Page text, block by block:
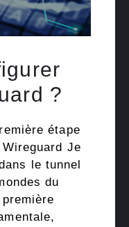
?
étape
Je
le tunnel
du